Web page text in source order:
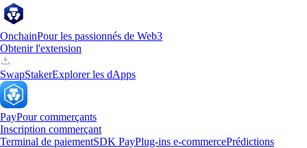
OnchainPour les passionnés de Web3
Obtenir l'extension
SwapStakerExplorer les dApps
PayPour commerçants
Inscription commerçant
Terminal de paiementSDK PayPlug-ins e-commercePrédictions